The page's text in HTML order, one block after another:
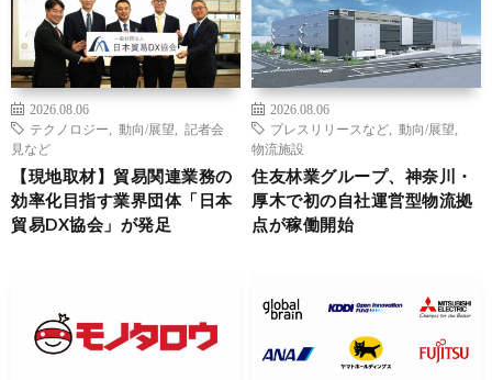
2026.08.06
テクノロジー
動向/展望
記者会
見など
【現地取材】貿易関連業務の
効率化目指す業界団体「日本
貿易DX協会」が発足
2026.08.06
プレスリリースなど
動向/展望
物流施設
住友林業グループ、神奈川・
厚木で初の自社運営型物流拠
点が稼働開始